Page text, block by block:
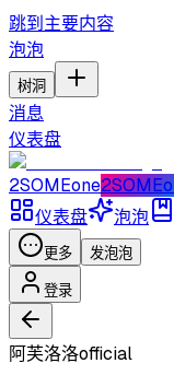
跳到主要内容
泡泡
树洞
消息
仪表盘
2SOMEone
仪表盘
泡泡
更多 发泡泡
登录
阿芙洛洛official